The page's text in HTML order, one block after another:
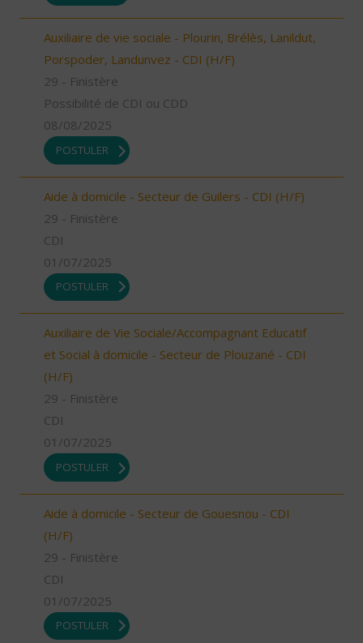
Auxiliaire de vie sociale - Plourin, Brélès, Lanildut,
Porspoder, Landunvez - CDI (H/F)
29 - Finistère
Possibilité de CDI ou CDD
08/08/2025
POSTULER
Aide à domicile - Secteur de Guilers - CDI (H/F)
29 - Finistère
CDI
01/07/2025
POSTULER
Auxiliaire de Vie Sociale/Accompagnant Educatif
et Social à domicile - Secteur de Plouzané - CDI
(H/F)
29 - Finistère
CDI
01/07/2025
POSTULER
Aide à domicile - Secteur de Gouesnou - CDI
(H/F)
29 - Finistère
CDI
01/07/2025
POSTULER